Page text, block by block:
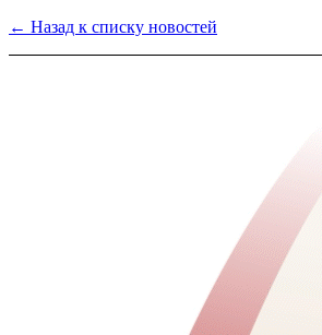
← Назад к списку новостей